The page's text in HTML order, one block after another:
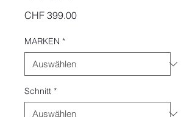
CHF 399.00Preis
MARKEN *
Schnitt *